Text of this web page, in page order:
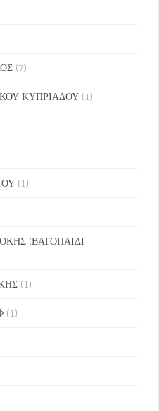
(7)
ΚΥΠΡΙΑΔΟΥ (1)
(1)
(ΒΑΤΟΠΑΙΔΙ
(1)
(1)